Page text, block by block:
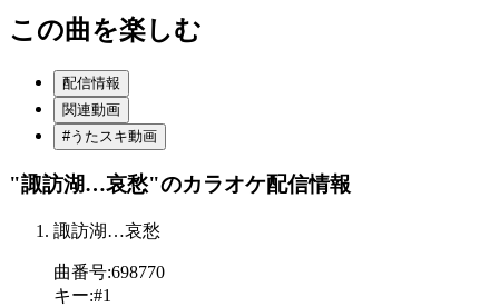
この曲を楽しむ
配信情報
関連動画
#うたスキ動画
"諏訪湖…哀愁"のカラオケ配信情報
諏訪湖…哀愁
曲番号:698770
キー:#1